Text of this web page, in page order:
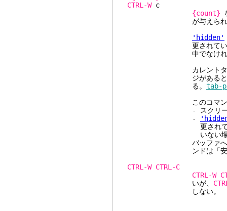
CTRL-W
{count}
が与えられた
'hidden'
更されていて[!]を使用
中でなければ)バッ
カレントタブ
ジがあるとき、このコ
る。 tab-
このコマンド
- スクリーン上に1
-
更されていて、かつ
いない場
バッファへの変更は保
ンドは「安全な」
CTRL-W CTRL-C
CTRL-W
いが、
しない。